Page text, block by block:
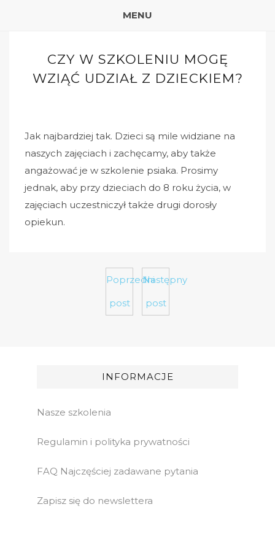
MENU
CZY W SZKOLENIU MOGĘ
WZIĄĆ UDZIAŁ Z DZIECKIEM?
Jak najbardziej tak. Dzieci są mile widziane na
naszych zajęciach i zachęcamy, aby także
angażować je w szkolenie psiaka. Prosimy
jednak, aby przy dzieciach do 8 roku życia, w
zajęciach uczestniczył także drugi dorosły
opiekun.
Poprzedni
post
Następny
post
INFORMACJE
Nasze szkolenia
Regulamin i polityka prywatności
FAQ Najczęściej zadawane pytania
Zapisz się do newslettera